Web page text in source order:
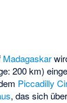
Madagaskar
200 km)
Piccadilly
, das sich